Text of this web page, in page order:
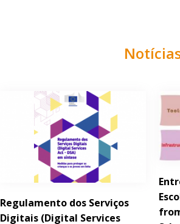
Regulamento dos Serviços
Digitais (Digital Services